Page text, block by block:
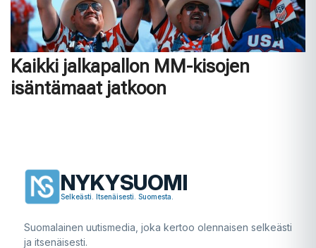
Kaikki jalkapallon MM-kisojen
isäntämaat jatkoon
NYKYSUOMI
Selkeästi. Itsenäisesti. Suomesta.
Suomalainen uutismedia, joka kertoo olennaisen selkeästi
ja itsenäisesti.